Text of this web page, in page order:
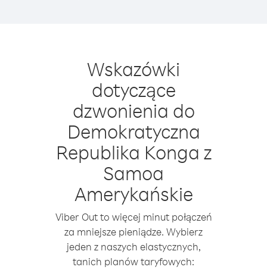
Wskazówki
dotyczące
dzwonienia do
Demokratyczna
Republika Konga z
Samoa
Amerykańskie
Viber Out to więcej minut połączeń
za mniejsze pieniądze. Wybierz
jeden z naszych elastycznych,
tanich planów taryfowych: